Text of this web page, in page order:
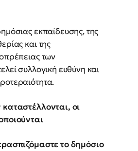
εκπαίδευσης, της
και της
των
συλλογική ευθύνη και
οι
το δημόσιο